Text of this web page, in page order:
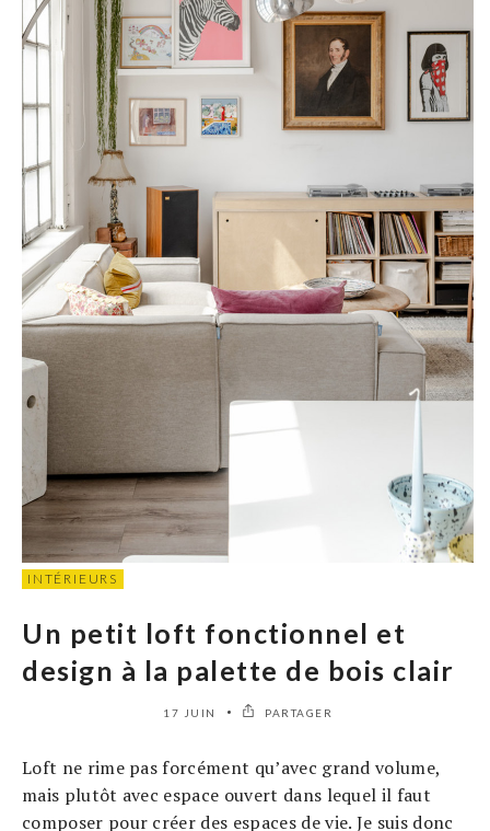
INTÉRIEURS
Un petit loft fonctionnel et
design à la palette de bois clair
17 JUIN PARTAGER
Loft ne rime pas forcément qu’avec grand volume,
mais plutôt avec espace ouvert dans lequel il faut
composer pour créer des espaces de vie. Je suis donc